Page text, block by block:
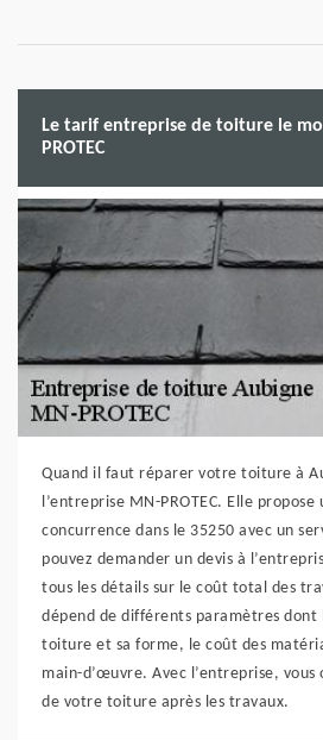
Le tarif entreprise de toiture le
PROTEC
Quand il faut réparer votre toiture à
l’entreprise MN-PROTEC. Elle
concurrence dans le 35250 avec un
pouvez demander un devis à
tous les détails sur le coût total des
dépend de différents paramètres dont
toiture et sa forme, le coût des
main-d’œuvre. Avec l’entreprise, vous
de votre toiture après les travaux.